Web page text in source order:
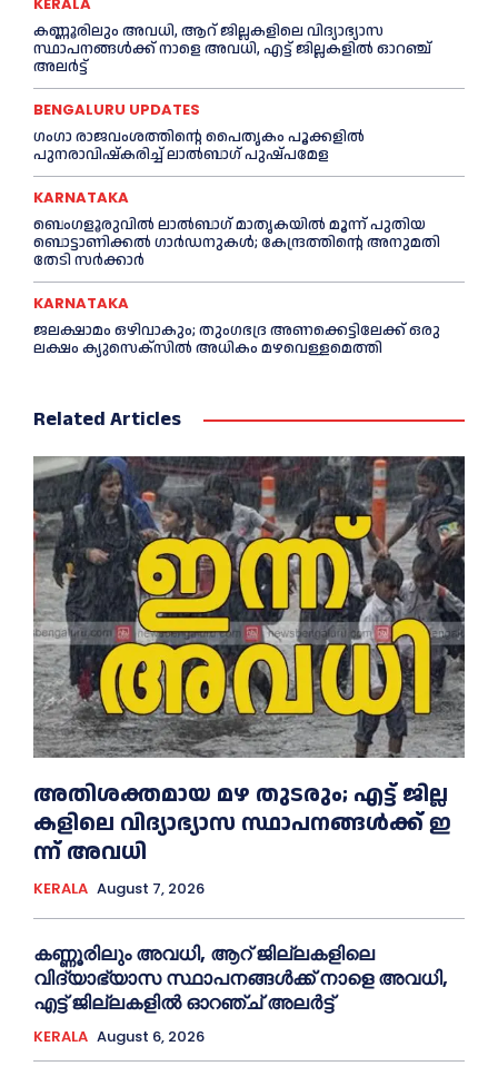
കണ്ണൂരിലും അവധി, ആറ് ജില്ലകളിലെ വിദ്യാഭ്യാസ
സ്ഥാപനങ്ങൾക്ക് നാളെ അവധി, എട്ട് ജില്ലകളിൽ ഓറഞ്ച്
അലർട്ട്
BENGALURU UPDATES
ഗംഗാ രാജവംശത്തിന്റെ പൈതൃകം പൂക്കളിൽ
പുനരാവിഷ്‌കരിച്ച് ലാൽബാഗ് പുഷ്പമേള
KARNATAKA
ബെംഗളൂരുവിൽ ലാൽബാഗ് മാതൃകയിൽ മൂന്ന് പുതിയ
ബൊട്ടാണിക്കൽ ഗാർഡനുകൾ; കേന്ദ്രത്തിന്റെ അനുമതി
തേടി സർക്കാർ
KARNATAKA
ജലക്ഷാമം ഒഴിവാകും; തുംഗഭദ്ര അണക്കെട്ടിലേക്ക് ഒരു
ലക്ഷം ക്യുസെക്സില്‍ അധികം മഴവെള്ളമെത്തി
Related Articles
അതിശക്തമായ മഴ തുടരും; എട്ട് ജി​ല്ല​
ക​ളി​ലെ വി​ദ്യാ​ഭ്യാ​സ സ്ഥാ​പ​ന​ങ്ങ​ൾ​ക്ക് ഇ​
ന്ന് അ​വ​ധി
KERALA August 7, 2026
കണ്ണൂരിലും അവധി, ആറ് ജില്ലകളിലെ
വിദ്യാഭ്യാസ സ്ഥാപനങ്ങൾക്ക് നാളെ അവധി,
എട്ട് ജില്ലകളിൽ ഓറഞ്ച് അലർട്ട്
KERALA August 6, 2026